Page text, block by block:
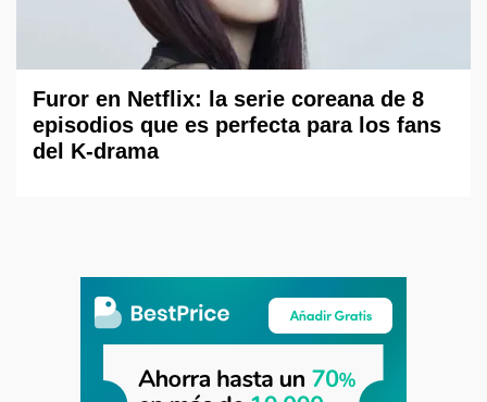
Furor en Netflix: la serie coreana de 8
episodios que es perfecta para los fans
del K-drama